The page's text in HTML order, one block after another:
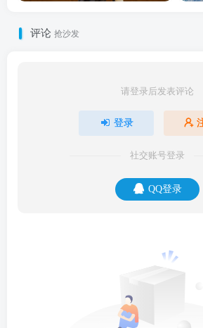
评论 抢沙发
请登录后发表评论
登录
社交账号登录
QQ登录